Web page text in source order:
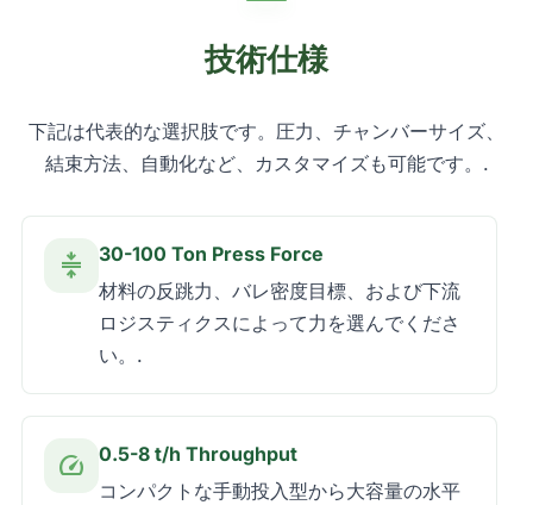
技術仕様
下記は代表的な選択肢です。圧力、チャンバーサイズ、
結束方法、自動化など、カスタマイズも可能です。.
compress
30-100 Ton Press Force
材料の反跳力、バレ密度目標、および下流
ロジスティクスによって力を選んでくださ
い。.
speed
0.5-8 t/h Throughput
コンパクトな手動投入型から大容量の水平